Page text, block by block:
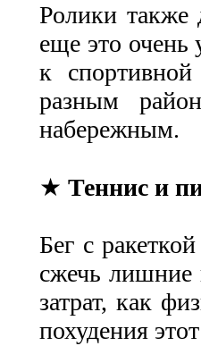
Ролики
еще это очень
к
разным
набережным.
★ Теннис и
Бег с
сжечь лишние
затрат, как
похудения